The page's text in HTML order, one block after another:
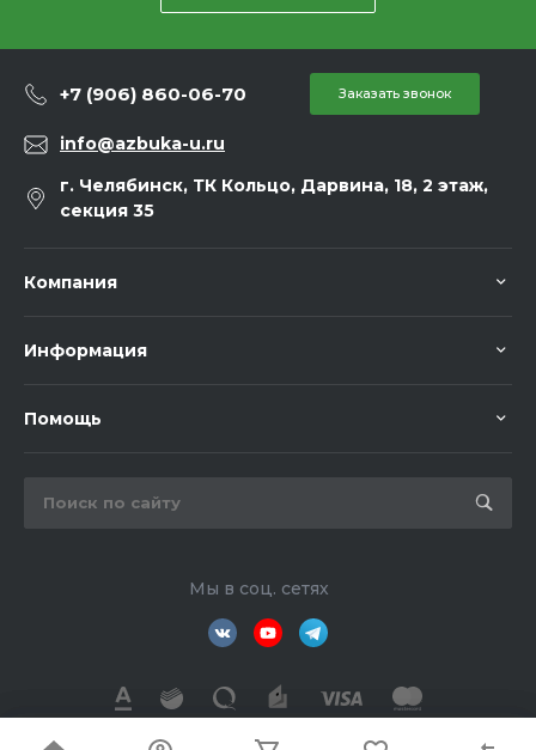
+7 (906) 860-06-70 Заказать звонок
info@azbuka-u.ru
г. Челябинск, ТК Кольцо, Дарвина, 18, 2 этаж,
секция 35
Компания
Информация
Помощь
Мы в соц. сетях